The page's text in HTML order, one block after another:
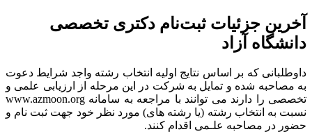
آخرین جزئیات ثبت‌نام دکتری تخصصی
دانشگاه آزاد
داوطلبانی که بر اساس نتایج اولیه انتخاب رشته واجد شرایط دعوت
به مصاحبه شده و تمایل به شرکت در این مرحله از ارزیابی علمی و
تخصصی را دارند می توانند با مراجعه به سامانه www.azmoon.org
نسبت به انتخاب رشته (یا رشته های) مورد نظر خود جهت ثبت نام و
حضور در مصاحبه علـمی اقدام کنند.